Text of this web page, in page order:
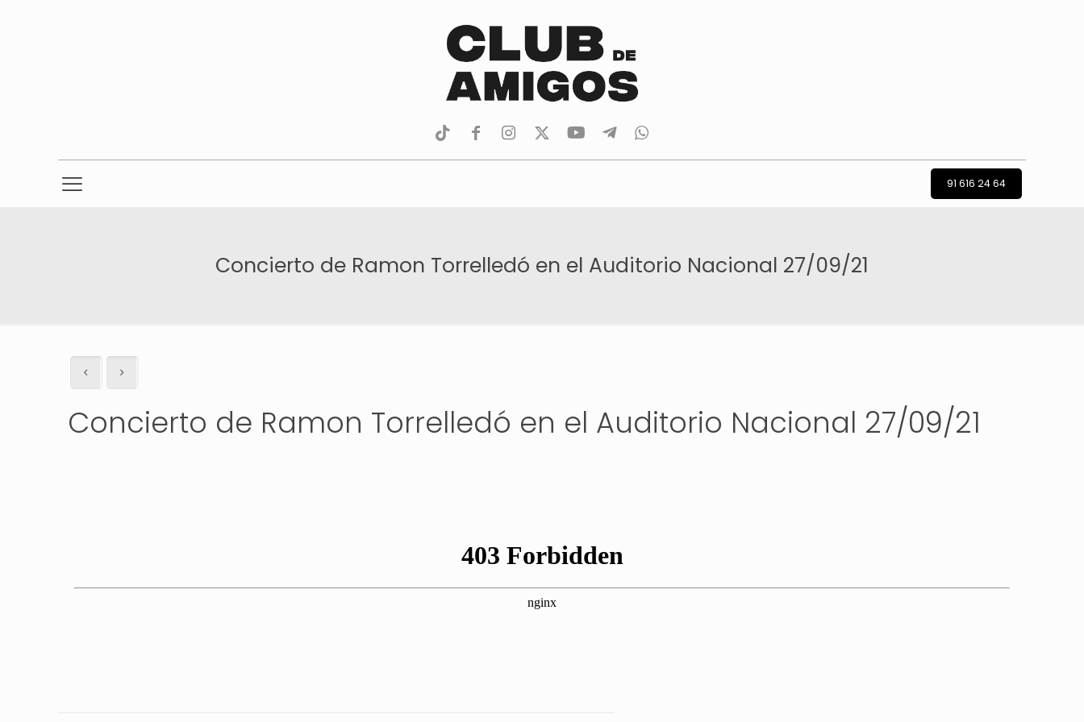
tiktokfacebookinstagram
TwitterYoutubeTelegramwhatsapp
91 616 24 64
Concierto de Ramon Torrelledó en el Auditorio Nacional 27/09/21
Concierto de Ramon Torrelledó en el Auditorio Nacional 27/09/21